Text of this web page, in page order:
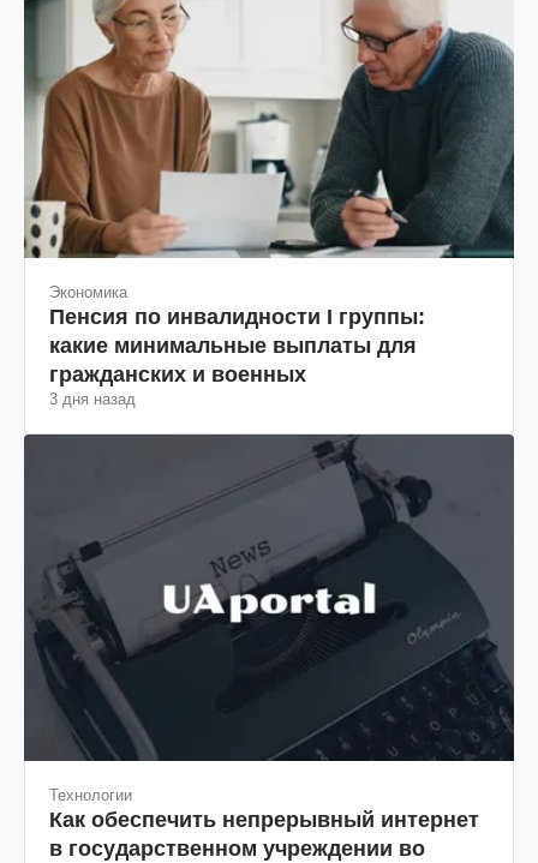
Экономика
Пенсия по инвалидности I группы:
какие минимальные выплаты для
гражданских и военных
3 дня назад
Технологии
Как обеспечить непрерывный интернет
в государственном учреждении во